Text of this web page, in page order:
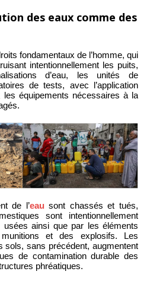
des eaux comme des
fondamentaux de l’homme, qui
intentionnellement les puits,
d’eau, les unités de
de tests, avec l’application
les équipements nécessaires à la
de l’eau sont chassés et tués,
sont intentionnellement
ainsi que par les éléments
et des explosifs. Les
sols, sans précédent, augmentent
de contamination durable des
phréatiques.